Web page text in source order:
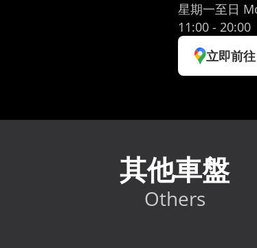
星期一至日
11:00 - 20:00
立即前
其他車盤
Others